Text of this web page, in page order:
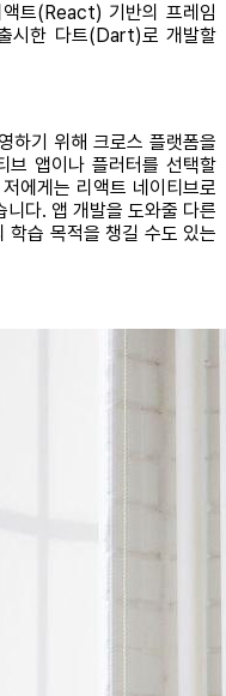
트(React) 기반의 프레임
시한 다트(Dart)로 개발할
하기 위해 크로스 플랫폼을
브 앱이나 플러터를 선택할
에게는 리액트 네이티브로
다. 앱 개발을 도와줄 다른
학습 목적을 챙길 수도 있는